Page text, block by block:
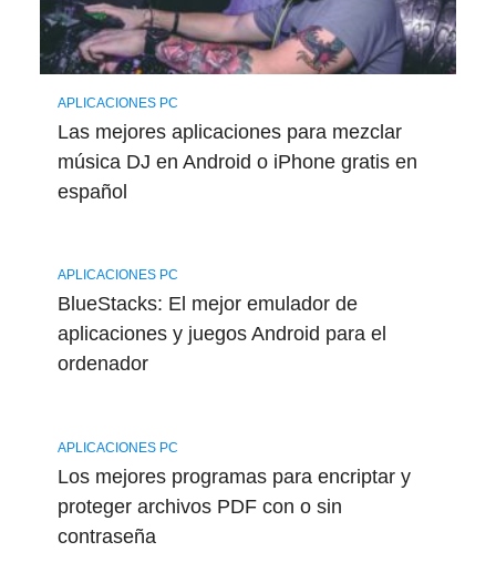
APLICACIONES PC
Las mejores aplicaciones para mezclar
música DJ en Android o iPhone gratis en
español
APLICACIONES PC
BlueStacks: El mejor emulador de
aplicaciones y juegos Android para el
ordenador
APLICACIONES PC
Los mejores programas para encriptar y
proteger archivos PDF con o sin
contraseña